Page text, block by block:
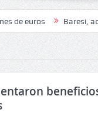
Baresi, aquella